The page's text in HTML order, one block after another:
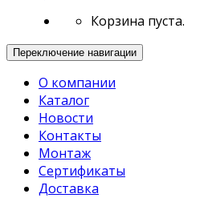
Корзина пуста.
Переключение навигации
О компании
Каталог
Новости
Контакты
Монтаж
Сертификаты
Доставка